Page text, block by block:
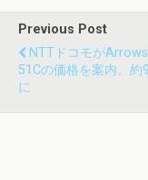
Previous Post
NTTドコモが
51Cの価格を案内、約
に